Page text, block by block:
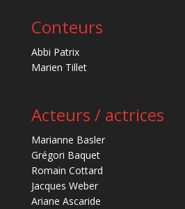
Conteurs
Abbi Patrix
Marien Tillet
Acteurs / actrices
Marianne Basler
Grégori Baquet
Romain Cottard
Jacques Weber
Ariane Ascaride